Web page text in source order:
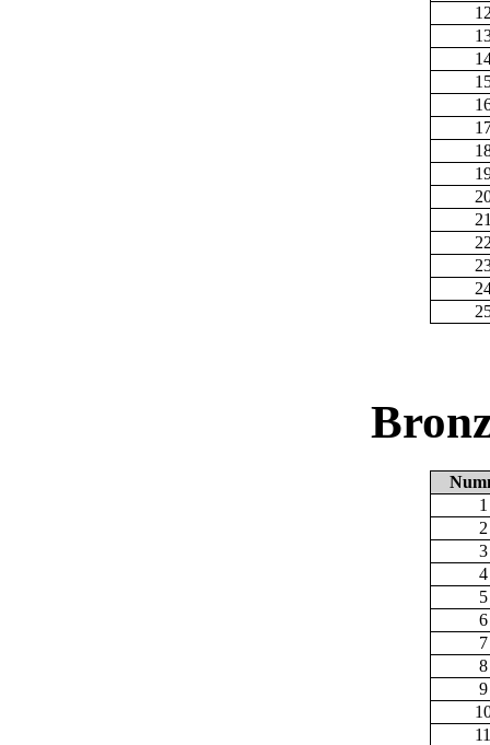
1
2
3
4
5
6
7
8
9
11